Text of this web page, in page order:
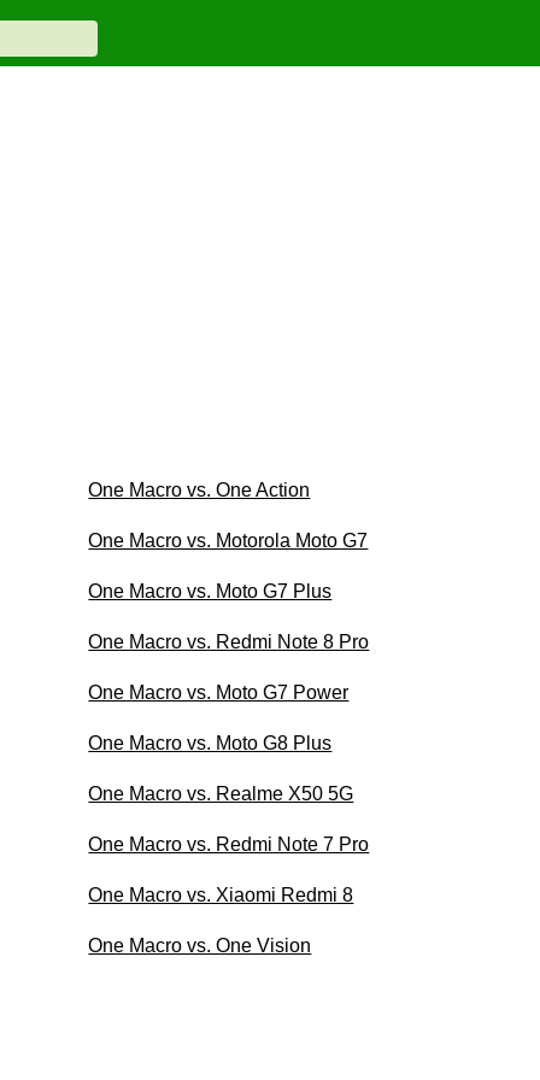
One Macro vs. One Action
One Macro vs. Motorola Moto G7
One Macro vs. Moto G7 Plus
One Macro vs. Redmi Note 8 Pro
One Macro vs. Moto G7 Power
One Macro vs. Moto G8 Plus
One Macro vs. Realme X50 5G
One Macro vs. Redmi Note 7 Pro
One Macro vs. Xiaomi Redmi 8
One Macro vs. One Vision